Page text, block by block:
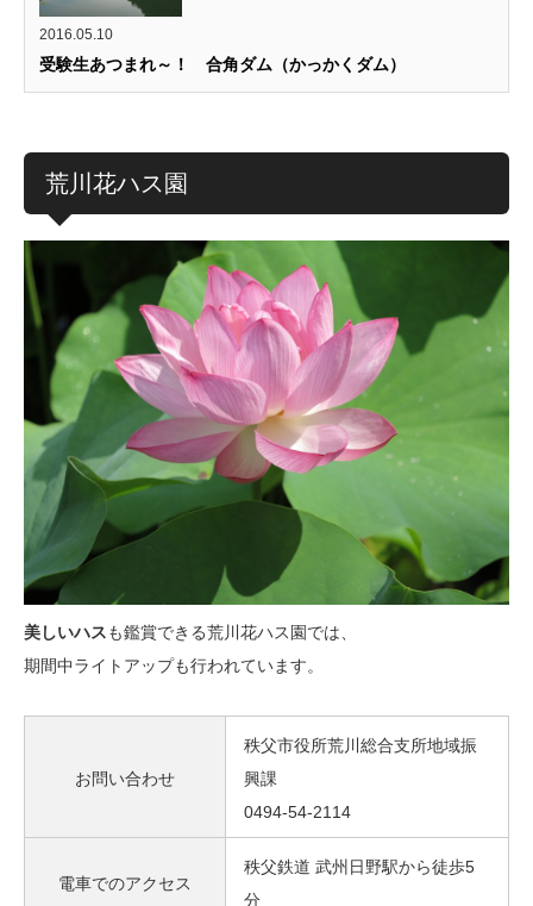
2016.05.10
受験生あつまれ～！ 合角ダム（かっかくダム）
荒川花ハス園
美しいハスも鑑賞できる荒川花ハス園では、
期間中ライトアップも行われています。
お問い合わせ
秩父市役所荒川総合支所地域振
興課
0494-54-2114
電車でのアクセス
秩父鉄道 武州日野駅から徒歩5
分